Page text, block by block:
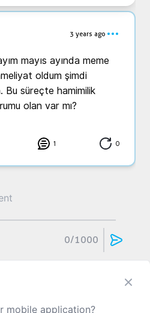
3 years ago
mayıs ayında meme
oldum şimdi
Bu süreçte hamimilik
olan var mı?
1 0
0/1000
mobile application?